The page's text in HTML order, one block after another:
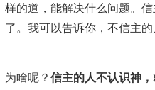
样的道，能解决什么问题。
了。我可以告诉你，不信主的
为啥呢？ 信主的人不认识神